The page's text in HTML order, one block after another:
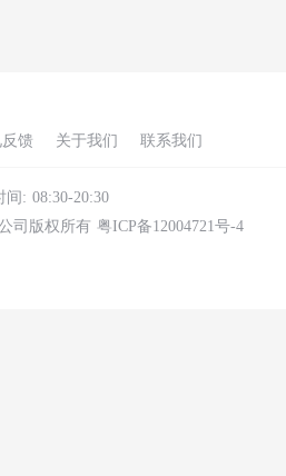
馈 关于我们 联系我们
间: 08:30-20:30
司版权所有 粤ICP备12004721号-4